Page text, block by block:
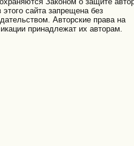
сайта запрещена без
Авторские права на
принадлежат их авторам.